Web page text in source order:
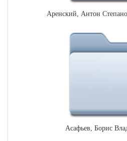
Аренский, Антон
Асафьев, Борис